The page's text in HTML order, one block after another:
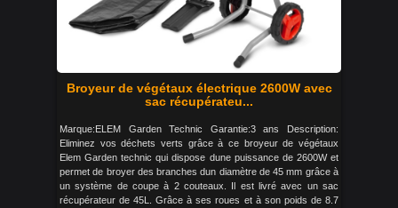
Broyeur de végétaux électrique 2600W avec
sac récupérateu...
Marque:ELEM Garden Technic Garantie:3 ans Description:
Eliminez vos déchets verts grâce à ce broyeur de végétaux
Elem Garden technic qui dispose dune puissance de 2600W et
permet de broyer des branches dun diamètre de 45 mm grâce à
un système de coupe à 2 couteaux. Il est livré avec un sac
récupérateur de 45L. Grâce à ses roues et à son poids de 8.7